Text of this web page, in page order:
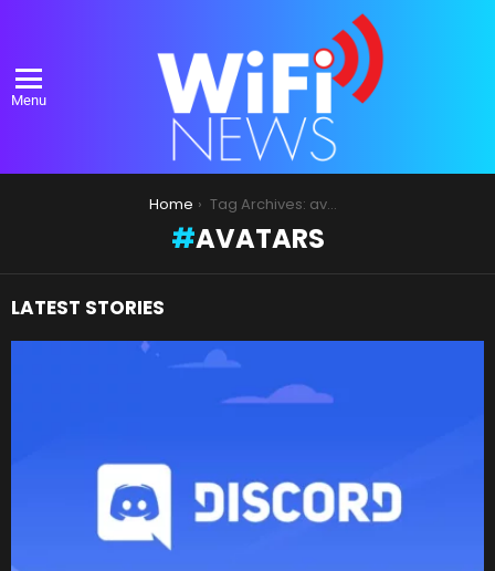
Menu
Home Tag Archives: avatars
AVATARS
LATEST STORIES